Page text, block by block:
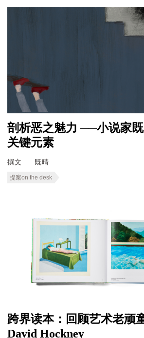
剖析恶之魅力 ──小说家
关键元素
撰文 既晴
提案on the desk
跨界读本：回顾艺术老顽
David Hockney